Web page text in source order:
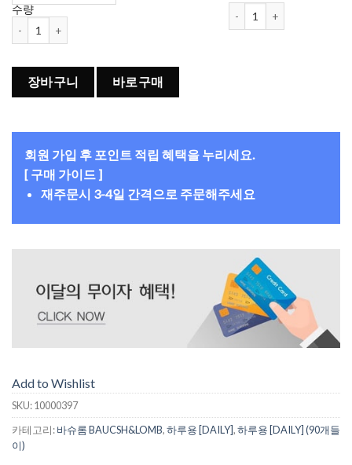
수량
장바구니 바로구매
회원 가입 후 포인트 적립 혜택을 누리세요.
[ 구매 가이드 ]
재주문시 3-4일 간격으로 주문해주세요
Add to Wishlist
SKU:10000397
카테고리:바슈롬 BAUCSH&LOMB,하루용 [DAILY],하루용 [DAILY] (90개들
이)